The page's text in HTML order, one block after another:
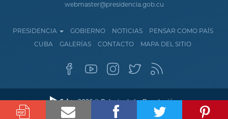
webmaster@presidencia.gob.cu
PRESIDENCIA GOBIERNO NOTICIAS
PENSAR COMO PAÍS
CUBA
GALERÍAS CONTACTO MAPA DEL SITIO
2026 © Palacio de La Revolución.